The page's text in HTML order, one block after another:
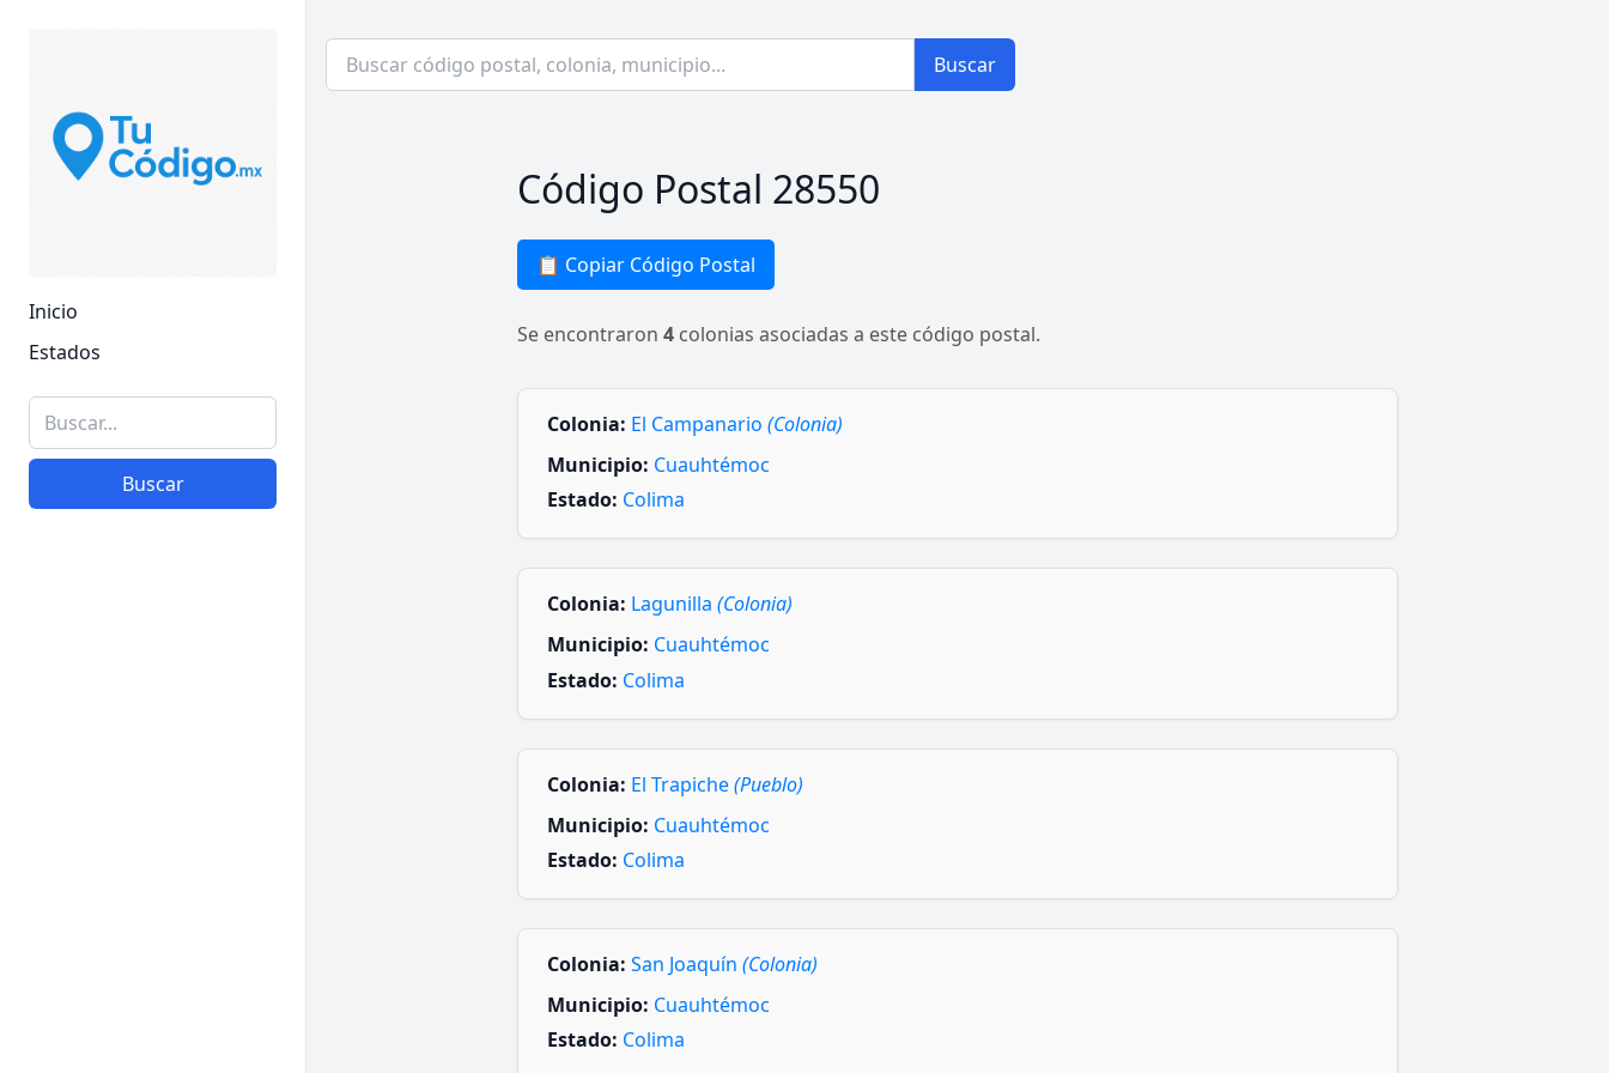
Inicio
Estados
Buscar
Buscar
Código Postal 28550
📋 Copiar Código Postal
Se encontraron 4 colonias asociadas a este código postal.
Colonia: El Campanario (Colonia)
Municipio: Cuauhtémoc
Estado: Colima
Colonia: Lagunilla (Colonia)
Municipio: Cuauhtémoc
Estado: Colima
Colonia: El Trapiche(Pueblo)
Municipio: Cuauhtémoc
Estado: Colima
Colonia: San Joaquín (Colonia)
Municipio: Cuauhtémoc
Estado: Colima